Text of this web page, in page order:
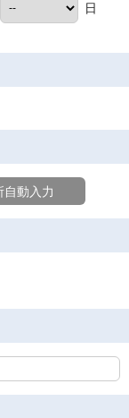
日
自動入力